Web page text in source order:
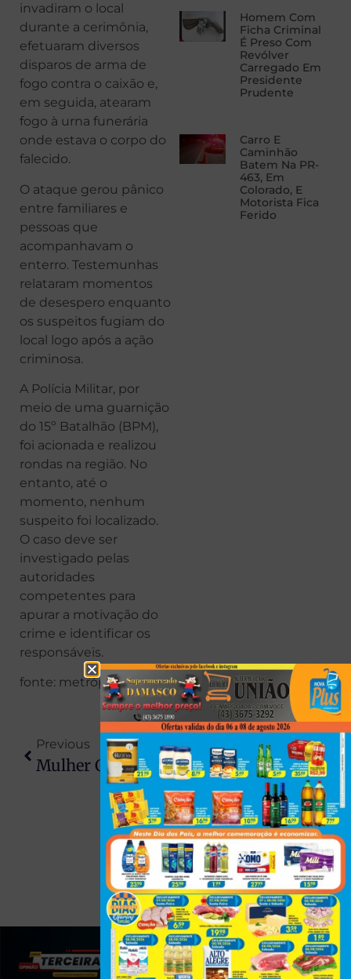
invadiram o local
durante a cerimônia,
efetuaram diversos
disparos de arma de
fogo contra o caixão e,
em seguida, atearam
fogo à urna funerária
onde estava o corpo do
falecido.
O ataque gerou pânico
entre familiares e
pessoas que
acompanhavam o
enterro. Testemunhas
relataram momentos
de desespero enquanto
os suspeitos fugiam do
local logo após a ação
criminosa.
A Polícia Militar, por
meio de uma guarnição
do 15º Batalhão (BPM),
foi acionada e realizou
rondas na região. No
entanto, até o
momento, nenhum
suspeito foi localizado.
O caso deve ser
investigado pelas
autoridades
competentes para
apurar a motivação do
crime e identificar os
responsáveis.
fonte: metrópoles
Homem Com
Ficha Criminal
É Preso Com
Revólver
Carregado Em
Presidente
Prudente
Carro E
Caminhão
Batem Na PR-
463, Em
Colorado, E
Motorista Fica
Ferido
Previous
Mulher Cai Em Fossa De Quatro Metros Ao Tentar Colher Limões Em Marialva
Next
Homem Oferece Dinheiro Em Troca De Fotos Íntimas De Criança De 10 Anos
(43) 991545950